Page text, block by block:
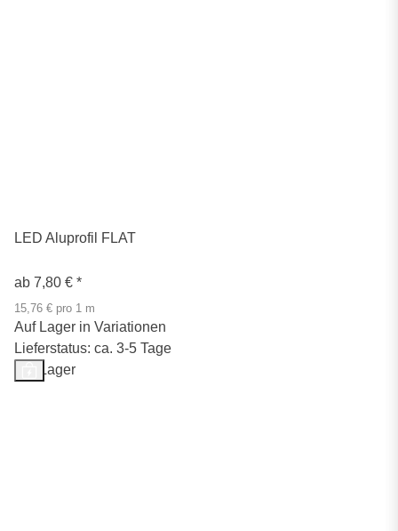
LED Aluprofil FLAT
ab 7,80 € *
15,76 € pro 1 m
Auf Lager in Variationen
Lieferstatus: ca. 3-5 Tage
Auf Lager